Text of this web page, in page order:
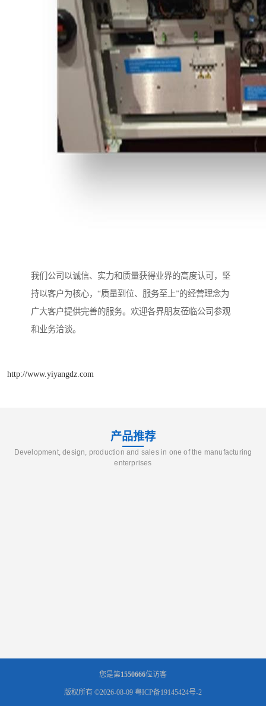
我们公司以诚信、实力和质量获得业界的高度认可，坚
持以客户为核心，“质量到位、服务至上”的经营理念为
广大客户提供完善的服务。欢迎各界朋友莅临公司参观
和业务洽谈。
http://www.yiyangdz.com
产品推荐
Development, design, production and sales in one of the manufacturing
enterprises
您是第1550666位访客
版权所有 ©2026-08-09 粤ICP备19145424号-2